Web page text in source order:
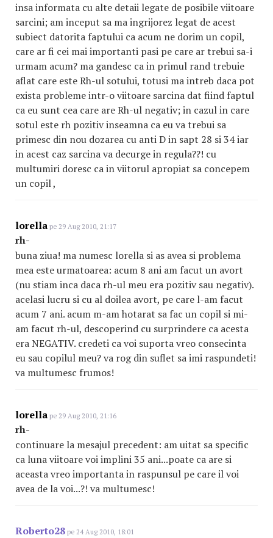
insa informata cu alte detaii legate de posibile viitoare
sarcini; am inceput sa ma ingrijorez legat de acest
subiect datorita faptului ca acum ne dorim un copil,
care ar fi cei mai importanti pasi pe care ar trebui sa-i
urmam acum? ma gandesc ca in primul rand trebuie
aflat care este Rh-ul sotului, totusi ma intreb daca pot
exista probleme intr-o viitoare sarcina dat fiind faptul
ca eu sunt cea care are Rh-ul negativ; in cazul in care
sotul este rh pozitiv inseamna ca eu va trebui sa
primesc din nou dozarea cu anti D in sapt 28 si 34 iar
in acest caz sarcina va decurge in regula??! cu
multumiri doresc ca in viitorul apropiat sa concepem
un copil ,
lorella pe 29 Aug 2010, 21:17
rh-
buna ziua! ma numesc lorella si as avea si problema
mea este urmatoarea: acum 8 ani am facut un avort
(nu stiam inca daca rh-ul meu era pozitiv sau negativ).
acelasi lucru si cu al doilea avort, pe care l-am facut
acum 7 ani. acum m-am hotarat sa fac un copil si mi-
am facut rh-ul, descoperind cu surprindere ca acesta
era NEGATIV. credeti ca voi suporta vreo consecinta
eu sau copilul meu? va rog din suflet sa imi raspundeti!
va multumesc frumos!
lorella pe 29 Aug 2010, 21:16
rh-
continuare la mesajul precedent: am uitat sa specific
ca luna viitoare voi implini 35 ani...poate ca are si
aceasta vreo importanta in raspunsul pe care il voi
avea de la voi...?! va multumesc!
Roberto28 pe 24 Aug 2010, 18:01